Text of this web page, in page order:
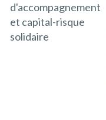
d'accompagnement
et capital-risque
solidaire